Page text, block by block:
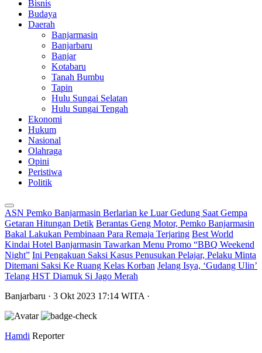
Bisnis
Budaya
Daerah
Banjarmasin
Banjarbaru
Banjar
Kotabaru
Tanah Bumbu
Tapin
Hulu Sungai Selatan
Hulu Sungai Tengah
Ekonomi
Hukum
Nasional
Olahraga
Opini
Peristiwa
Politik
ASN Pemko Banjarmasin Berlarian ke Luar Gedung Saat Gempa
Getaran Hitungan Detik Berantas Geng Motor, Pemko Banjarmasin
Bakal Lakukan Pembinaan Para Remaja Terjaring Best World
Kindai Hotel Banjarmasin Tawarkan Menu Promo “BBQ Weekend
Night” Ini Pengakuan Saksi Kasus Penusukan Pelajar, Pelaku Minta
Ditemani Saksi Ke Ruang Kelas Korban Jelang Isya, ‘Gudang Ulin’
Telang HST Diamuk Si Jago Merah
Banjarbaru · 3 Okt 2023 17:14 WITA ·
Hamdi Reporter